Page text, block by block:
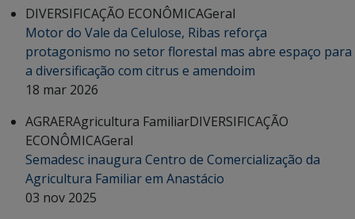
DIVERSIFICAÇÃO ECONÔMICAGeral
Motor do Vale da Celulose, Ribas reforça
protagonismo no setor florestal mas abre espaço para
a diversificação com citrus e amendoim
18 mar 2026
AGRAERAgricultura FamiliarDIVERSIFICAÇÃO
ECONÔMICAGeral
Semadesc inaugura Centro de Comercialização da
Agricultura Familiar em Anastácio
03 nov 2025